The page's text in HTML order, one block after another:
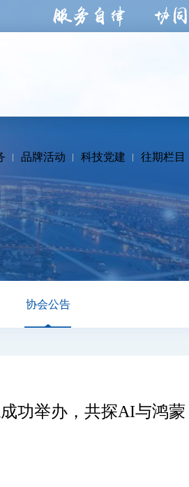
品牌活动 科技党建 往期栏目
协会公告
功举办，共探AI与鸿蒙